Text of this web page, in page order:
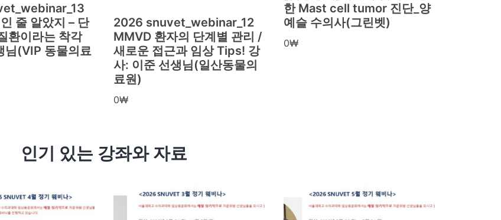
줄 알았지 – 단
환이라는 착각
님(VIP 동물의료
2026 snuvet_webinar_12
MMVD 환자의 단계별 관리 /
새로운 접근과 임상 Tips! 강
사: 이준 선생님(일산동물의
료원)
0₩
한 Mast cell tumor 진단_양
예슬 수의사(그린벳)
0₩
인기 있는 강좌와 자료